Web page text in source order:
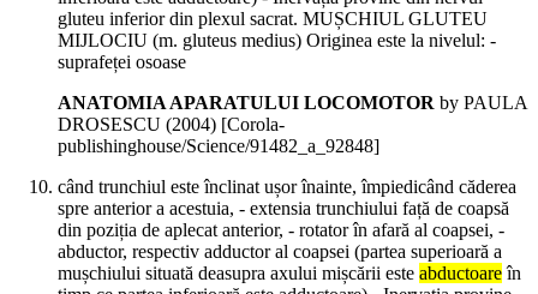
gluteu inferior din plexul sacrat. MUȘCHIUL GLUTEU
MIJLOCIU (m. gluteus medius) Originea este la nivelul: -
suprafeței osoase
ANATOMIA APARATULUI LOCOMOTOR by PAULA
DROSESCU (2004) [Corola-
publishinghouse/Science/91482_a_92848]
când trunchiul este înclinat ușor înainte, împiedicând căderea
spre anterior a acestuia, - extensia trunchiului față de coapsă
din poziția de aplecat anterior, - rotator în afară al coapsei, -
abductor, respectiv adductor al coapsei (partea superioară a
mușchiului situată deasupra axului mișcării este abductoareîn